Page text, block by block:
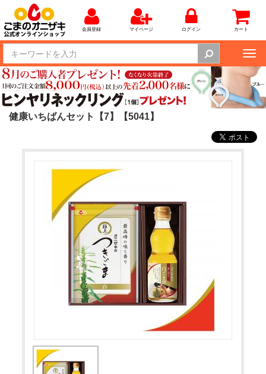
会員登録 マイページ ログイン カート
健康いちばんセット【7】【5041】